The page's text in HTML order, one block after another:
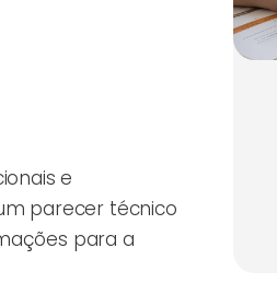
e
parecer técnico
para a